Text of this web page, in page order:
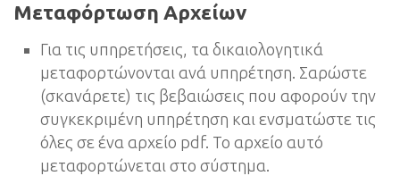
Μεταφόρτωση Αρχείων
Για τις υπηρετήσεις, τα δικαιολογητικά
μεταφορτώνονται ανά υπηρέτηση. Σαρώστε
(σκανάρετε) τις βεβαιώσεις που αφορούν την
συγκεκριμένη υπηρέτηση και ενσματώστε τις
όλες σε ένα αρχείο pdf. Το αρχείο αυτό
μεταφορτώνεται στο σύστημα.